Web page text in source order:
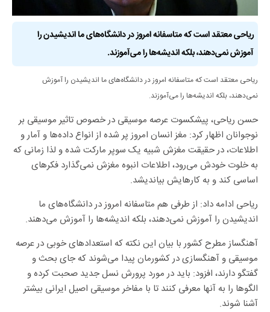
ریاحی معتقد است که متاسفانه امروز در دانشگاه‌های ما اندیشیدن را
آموزش نمی‌دهند، بلکه اندیشه‌ها را می‌آموزند.
ریاحی معتقد است که متاسفانه امروز در دانشگاه‌های ما اندیشیدن را آموزش
نمی‌دهند، بلکه اندیشه‌ها را می‌آموزند.
حسن ریاحی، پیشکسوت عرصه موسیقی در خصوص تاثیر موسیقی بر
نوجوانان اظهار کرد: مغز انسان امروز پر شده از انواع داده‌ها و آمار و
اطلاعات، در حقیقت مغزش شبیه یک سوپر مارکت شده و لذا زمانی که
به خلوت خودش می‌رود، اطلاعات انبوه مغزش نمی‌گذارد فکرهای
اساسی کند و به کارهایش بیاندیشد.
ریاحی ادامه داد: از طرفی هم متاسفانه امروز در دانشگاه‌های ما
اندیشیدن را آموزش نمی‌دهند، بلکه اندیشه‌ها را آموزش می‌دهند.
آهنگساز مطرح کشور با بیان این نکته که استعدادهای خوبی در عرصه
موسیقی و آهنگسازی در کشورمان پیدا می‌شوند که جای بحث و
گفتگو دارند، افزود: باید در مورد پرورش نسل جدید صحبت کرده و
الگوها را به آنها معرفی کنند تا با مفاخر موسیقی اصیل ایرانی بیشتر
آشنا شوند.